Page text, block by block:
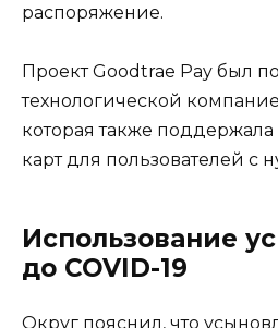
распоряжение.
Проект Goodtrae Pay был
технологической
которая также
карт для пользователей с
Использование
до COVID-19
Округ пояснил, что